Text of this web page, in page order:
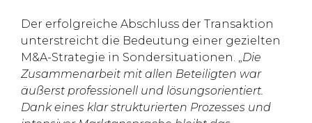
Der erfolgreiche Abschluss der Transaktion
unterstreicht die Bedeutung einer gezielten
M&A-Strategie in Sondersituationen. „Die
Zusammenarbeit mit allen Beteiligten war
äußerst professionell und lösungsorientiert.
Dank eines klar strukturierten Prozesses und